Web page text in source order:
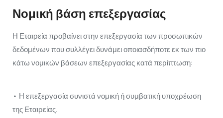
Νομική βάση επεξεργασίας
Η Εταιρεία προβαίνει στην επεξεργασία των προσωπικών
δεδομένων που συλλέγει δυνάμει οποιασδήποτε εκ των πιο
κάτω νομικών βάσεων επεξεργασίας κατά περίπτωση:
• Η επεξεργασία συνιστά νομική ή συμβατική υποχρέωση
της Εταιρείας.